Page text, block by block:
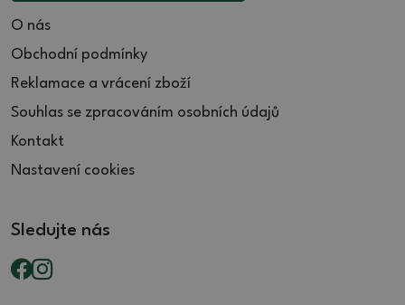
O nás
Obchodní podmínky
Reklamace a vrácení zboží
Souhlas se zpracováním osobních údajů
Kontakt
Nastavení cookies
Sledujte nás